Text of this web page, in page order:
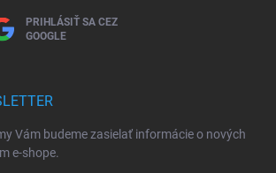
PRIHLÁSIŤ SA CEZ
GOOGLE
Vám budeme zasielať informácie o nových
e-shope.